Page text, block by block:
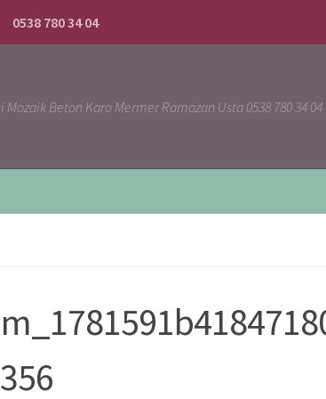
0538 780 34 04
Beton Karo Mermer Ramazan Usta 0538 780 34 04